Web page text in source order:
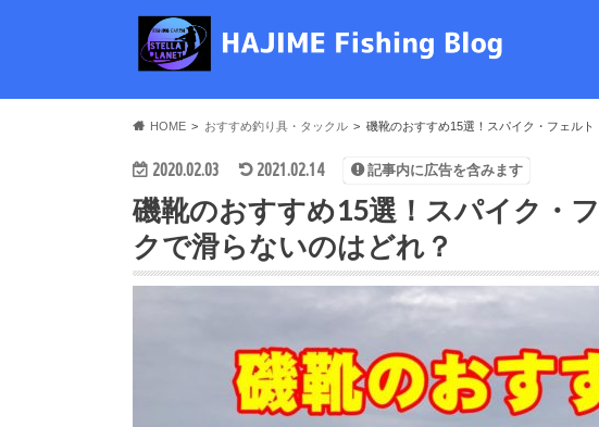
HOME おすすめ釣り具・タックル 磯靴のおすすめ15選！スパイク・フェル
2020.02.03 2021.02.14 記事内に広告を含みます
磯靴のおすすめ15選！スパイク・
クで滑らないのはどれ？